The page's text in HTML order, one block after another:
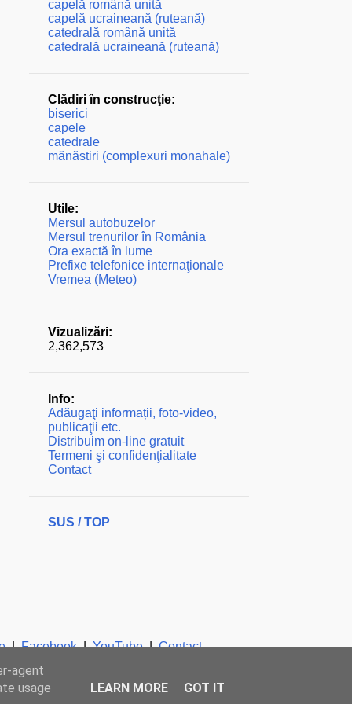
capelă română unită
capelă ucraineană (ruteană)
catedrală română unită
catedrală ucraineană (ruteană)
Clădiri în construcţie:
biserici
capele
catedrale
mănăstiri (complexuri monahale)
Utile:
Mersul autobuzelor
Mersul trenurilor în România
Ora exactă în lume
Prefixe telefonice internaţionale
Vremea (Meteo)
Vizualizări:
2,362,573
Info:
Adăugaţi informații, foto-video,
publicaţii etc.
Distribuim on-line gratuit
Termeni şi confidenţialitate
Contact
SUS / TOP
|Facebook|YouTube|Contact
agent
usage
LEARN MORE GOT IT